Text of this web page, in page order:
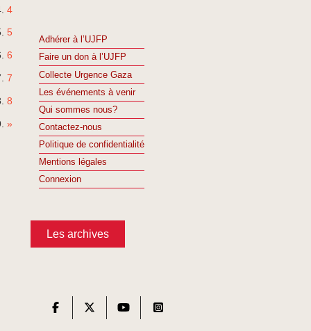
4
5
6
7
8
»
Adhérer à l’UJFP
Faire un don à l’UJFP
Collecte Urgence Gaza
Les événements à venir
Qui sommes nous?
Contactez-nous
Politique de confidentialité
Mentions légales
Connexion
Les archives